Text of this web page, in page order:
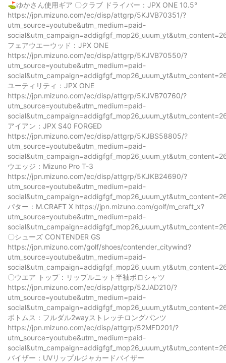
⛳️ゆかさん使用ギア 〇クラブ ドライバー：JPX ONE 10.5°
https://jpn.mizuno.com/ec/disp/attgrp/5KJVB70351/?
utm_source=youtube&utm_medium=paid-
フェアウエーウッド：JPX ONE
https://jpn.mizuno.com/ec/disp/attgrp/5KJVB70550/?
utm_source=youtube&utm_medium=paid-
ユーティリティ：JPX ONE
https://jpn.mizuno.com/ec/disp/attgrp/5KJVB70760/?
utm_source=youtube&utm_medium=paid-
アイアン：JPX S40 FORGED
https://jpn.mizuno.com/ec/disp/attgrp/5KJBS58805/?
utm_source=youtube&utm_medium=paid-
ウエッジ：Mizuno Pro T-3
https://jpn.mizuno.com/ec/disp/attgrp/5KJKB24690/?
utm_source=youtube&utm_medium=paid-
パター：M.CRAFT X https://jpn.mizuno.com/golf/m_craft_x?
utm_source=youtube&utm_medium=paid-
〇シューズ CONTENDER GS
https://jpn.mizuno.com/golf/shoes/contender_citywind?
utm_source=youtube&utm_medium=paid-
〇ウエア トップ：リップルニット半袖ポロシャツ
https://jpn.mizuno.com/ec/disp/attgrp/52JAD210/?
utm_source=youtube&utm_medium=paid-
ボトムス：フルダル2wayストレッチロングパンツ
https://jpn.mizuno.com/ec/disp/attgrp/52MFD201/?
utm_source=youtube&utm_medium=paid-
バイザー：UVリップルジャカードバイザー